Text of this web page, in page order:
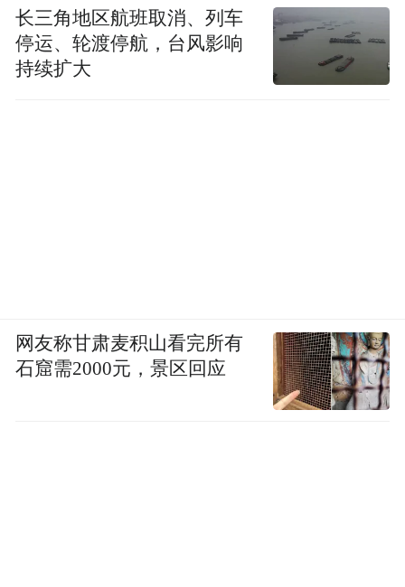
长三角地区航班取消、列车
停运、轮渡停航，台风影响
持续扩大
网友称甘肃麦积山看完所有
石窟需2000元，景区回应